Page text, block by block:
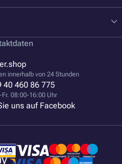
innerhalb von 24 Stunden
40 460 86 775
Fr. 08:00-16:00 Uhr
uns auf Facebook